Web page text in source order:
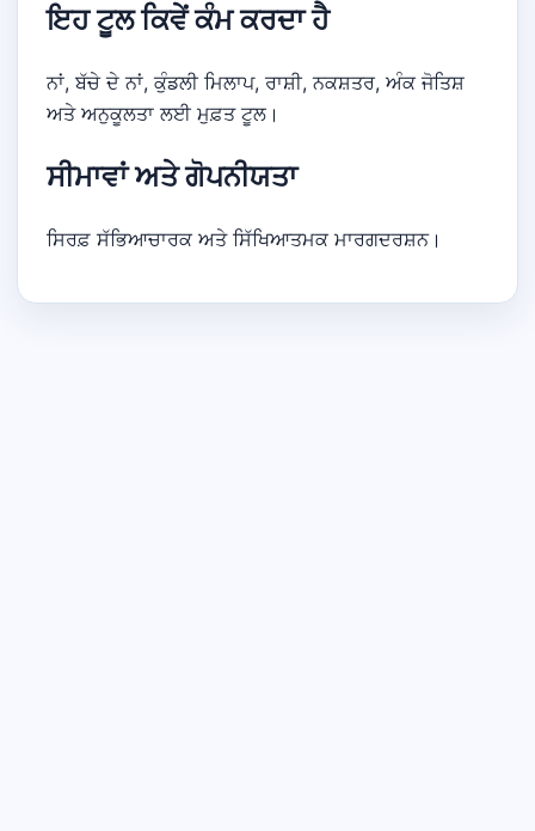
ਇਹ ਟੂਲ ਕਿਵੇਂ ਕੰਮ ਕਰਦਾ ਹੈ
ਨਾਂ, ਬੱਚੇ ਦੇ ਨਾਂ, ਕੁੰਡਲੀ ਮਿਲਾਪ, ਰਾਸ਼ੀ, ਨਕਸ਼ਤਰ, ਅੰਕ ਜੋਤਿਸ਼
ਅਤੇ ਅਨੁਕੂਲਤਾ ਲਈ ਮੁਫ਼ਤ ਟੂਲ।
ਸੀਮਾਵਾਂ ਅਤੇ ਗੋਪਨੀਯਤਾ
ਸਿਰਫ਼ ਸੱਭਿਆਚਾਰਕ ਅਤੇ ਸਿੱਖਿਆਤਮਕ ਮਾਰਗਦਰਸ਼ਨ।